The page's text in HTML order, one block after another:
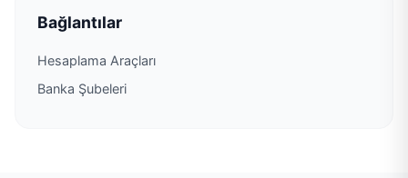
PTT Kargo Oymalıtepe Acenteliği
PTT Kargo Pazarcık Acenteliği
Bağlantılar
Hesaplama Araçları
Banka Şubeleri